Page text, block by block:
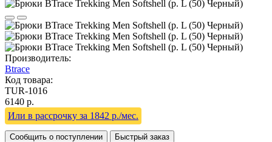
Производитель:
Btrace
Код товара:
TUR-1016
6140 р.
Или в рассрочку за 1842 р./мес.
Сообщить о поступлении Быстрый заказ